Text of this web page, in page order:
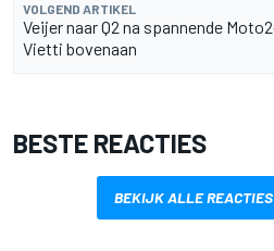
VOLGEND ARTIKEL
Veijer naar Q2 na spannende
Vietti bovenaan
BESTE REACTIES
BEKIJK ALLE